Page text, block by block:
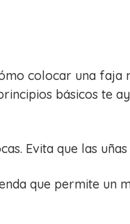
colocar una
básicos te
Evita que las
que permite un